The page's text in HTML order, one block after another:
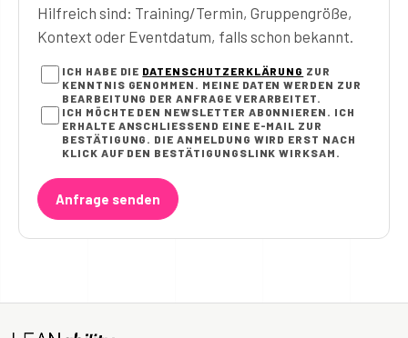
Hilfreich sind: Training/Termin, Gruppengröße,
Kontext oder Eventdatum, falls schon bekannt.
ICH HABE DIE DATENSCHUTZERKLÄRUNG ZUR
KENNTNIS GENOMMEN. MEINE DATEN WERDEN ZUR
BEARBEITUNG DER ANFRAGE VERARBEITET.
ICH MÖCHTE DEN NEWSLETTER ABONNIEREN. ICH
ERHALTE ANSCHLIESSEND EINE E-MAIL ZUR B
ESTÄTIGUNG. DIE ANMELDUNG WIRD ERST NACH K
LICK AUF DEN BESTÄTIGUNGSLINK WIRKSAM.
Anfrage senden